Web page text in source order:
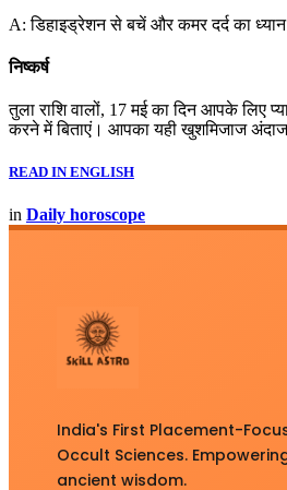
A: डिहाइड्रेशन से बचें और कमर दर्द का ध्यान
निष्कर्ष
तुला राशि वालों, 17 मई का दिन आपके
करने में बिताएं। आपका यही खुशमिजाज
READ IN ENGLISH
in Daily horoscope
India's First Placement-
Occult Sciences.
ancient wisdom.